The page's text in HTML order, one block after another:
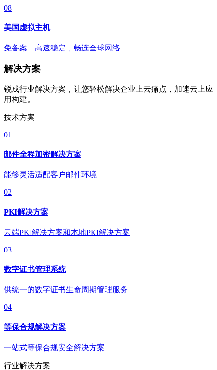
08
美国虚拟主机
免备案，高速稳定，畅连全球网络
解决方案
锐成行业解决方案，让您轻松解决企业上云痛点，加速云上应
用构建。
技术方案
01
邮件全程加密解决方案
能够灵活适配客户邮件环境
02
PKI解决方案
云端PKI解决方案和本地PKI解决方案
03
数字证书管理系统
供统一的数字证书生命周期管理服务
04
等保合规解决方案
一站式等保合规安全解决方案
行业解决方案